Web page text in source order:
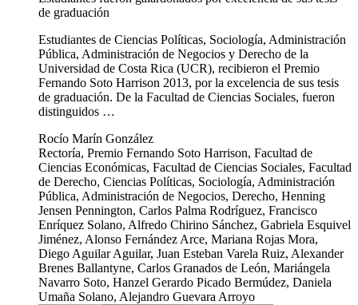
de graduación
Estudiantes de Ciencias Políticas, Sociología, Administración
Pública, Administración de Negocios y Derecho de la
Universidad de Costa Rica (UCR), recibieron el Premio
Fernando Soto Harrison 2013, por la excelencia de sus tesis
de graduación. De la Facultad de Ciencias Sociales, fueron
distinguidos …
Rocío Marín González
Rectoría, Premio Fernando Soto Harrison, Facultad de
Ciencias Económicas, Facultad de Ciencias Sociales, Facultad
de Derecho, Ciencias Políticas, Sociología, Administración
Pública, Administración de Negocios, Derecho, Henning
Jensen Pennington, Carlos Palma Rodríguez, Francisco
Enríquez Solano, Alfredo Chirino Sánchez, Gabriela Esquivel
Jiménez, Alonso Fernández Arce, Mariana Rojas Mora,
Diego Aguilar Aguilar, Juan Esteban Varela Ruiz, Alexander
Brenes Ballantyne, Carlos Granados de León, Mariángela
Navarro Soto, Hanzel Gerardo Picado Bermúdez, Daniela
Umaña Solano, Alejandro Guevara Arroyo